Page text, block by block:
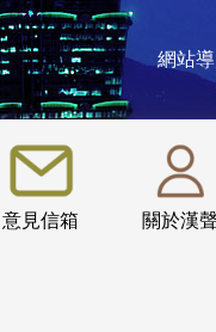
網站
意見信箱 關於漢
:::